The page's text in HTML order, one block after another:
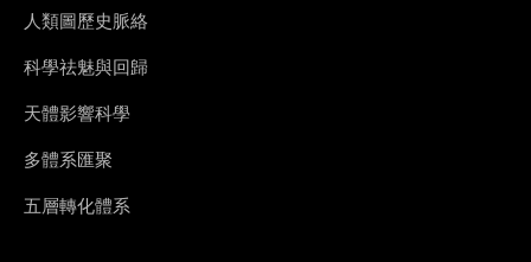
人類圖歷史脈絡
科學祛魅與回歸
天體影響科學
多體系匯聚
五層轉化體系